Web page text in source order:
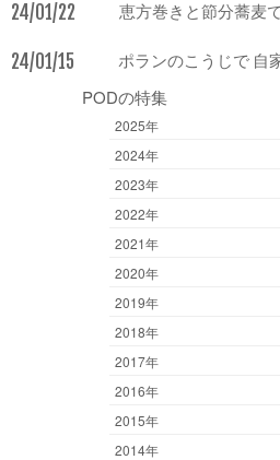
24/01/22 恵方巻きと節分蕎麦
24/01/15 ポランのこうじで 自
PODの特集
2025年
2024年
2023年
2022年
2021年
2020年
2019年
2018年
2017年
2016年
2015年
2014年